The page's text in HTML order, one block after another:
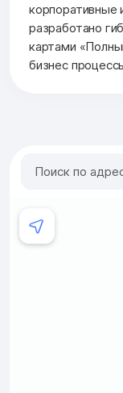
разработано
картами
бизнес